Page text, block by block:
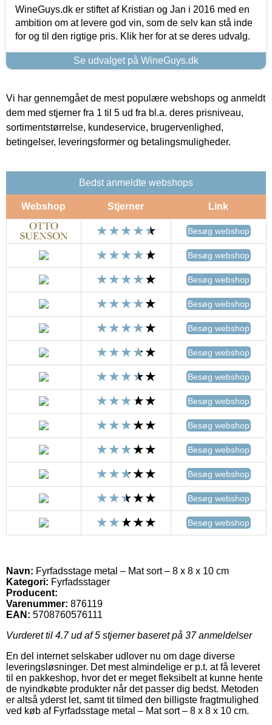
WineGuys.dk er stiftet af Kristian og Jan i 2016 med en
ambition om at levere god vin, som de selv kan stå inde
for og til den rigtige pris. Klik her for at se deres udvalg.
Se udvalget på WineGuys.dk
Vi har gennemgået de mest populære webshops og anmeldt
dem med stjerner fra 1 til 5 ud fra bl.a. deres prisniveau,
sortimentstørrelse, kundeservice, brugervenlighed,
betingelser, leveringsformer og betalingsmuligheder.
Bedst anmeldte webshops
Webshop Stjerner Link
Besøg webshop
Besøg webshop
Besøg webshop
Besøg webshop
Besøg webshop
Besøg webshop
Besøg webshop
Besøg webshop
Besøg webshop
Besøg webshop
Besøg webshop
Besøg webshop
Besøg webshop
Navn: Fyrfadsstage metal – Mat sort – 8 x 8 x 10 cm
Kategori: Fyrfadsstager
Producent:
Varenummer: 876119
EAN: 5708760576111
Vurderet til 4.7ud af 5 stjerner baseret på 37anmeldelser
En del internet selskaber udlover nu om dage diverse
leveringsløsninger. Det mest almindelige er p.t. at få leveret
til en pakkeshop, hvor det er meget fleksibelt at kunne hente
de nyindkøbte produkter når det passer dig bedst. Metoden
er altså yderst let, samt tit tilmed den billigste fragtmulighed
ved køb af Fyrfadsstage metal – Mat sort – 8 x 8 x 10 cm.